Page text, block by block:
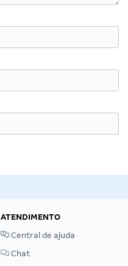
ATENDIMENTO
Central de ajuda
Chat